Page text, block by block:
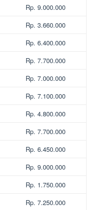
Rp. 9.000.000
Rp. 3.660.000
Rp. 6.400.000
Rp. 7.700.000
Rp. 7.000.000
Rp. 7.100.000
Rp. 4.800.000
Rp. 7.700.000
Rp. 6.450.000
Rp. 9.000.000
Rp. 1.750.000
Rp. 7.250.000